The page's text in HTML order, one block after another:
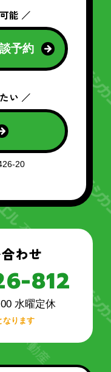
能 ／
予約
い ／
20
わせ
812
水曜定休
なります